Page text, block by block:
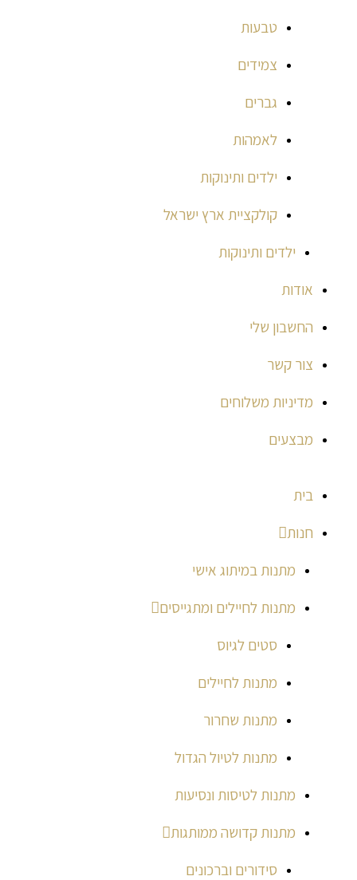
טבעות
צמידים
גברים
לאמהות
ילדים ותינוקות
קולקציית ארץ ישראל
ילדים ותינוקות
אודות
החשבון שלי
צור קשר
מדיניות משלוחים
מבצעים
בית
חנות
מתנות במיתוג אישי
מתנות לחיילים ומתגייסים
סטים לגיוס
מתנות לחיילים
מתנות שחרור
מתנות לטיול הגדול
מתנות לטיסות ונסיעות
מתנות קדושה ממותגות
סידורים וברכונים